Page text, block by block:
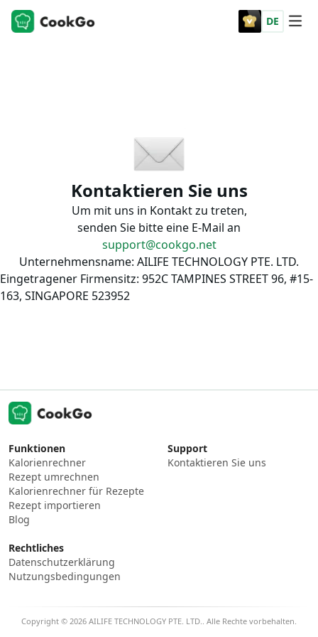
DE
Kontaktieren Sie uns
Um mit uns in Kontakt zu treten,
senden Sie bitte eine E-Mail an
support@cookgo.net
Unternehmensname: AILIFE TECHNOLOGY PTE. LTD.
Eingetragener Firmensitz: 952C TAMPINES STREET 96, #15-
163, SINGAPORE 523952
Funktionen
Kalorienrechner
Rezept umrechnen
Kalorienrechner für Rezepte
Rezept importieren
Blog
Support
Kontaktieren Sie uns
Rechtliches
Datenschutzerklärung
Nutzungsbedingungen
Copyright © 2026 AILIFE TECHNOLOGY PTE. LTD.. Alle Rechte vorbehalten.